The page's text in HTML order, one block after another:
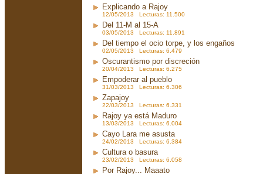
Explicando a Rajoy
12/05/2013 Lecturas: 11.500
Del 11-M al 15-A
03/05/2013 Lecturas: 11.891
Del tiempo el ocio torpe, y los engaños
02/05/2013 Lecturas: 6.479
Oscurantismo por discreción
20/04/2013 Lecturas: 6.275
Empoderar al pueblo
31/03/2013 Lecturas: 6.306
Zapajoy
22/03/2013 Lecturas: 6.331
Rajoy ya está Maduro
13/03/2013 Lecturas: 6.004
Cayo Lara me asusta
24/02/2013 Lecturas: 6.384
Cultura o basura
23/02/2013 Lecturas: 6.058
Por Rajoy... Maaato